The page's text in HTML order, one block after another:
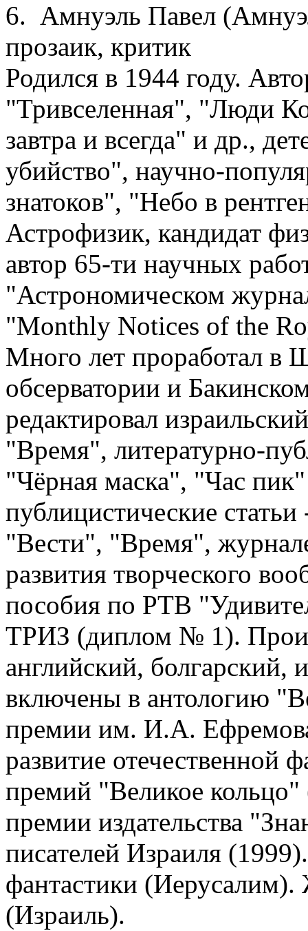
6. Амнуэль Павел
прозаик, критик
Родился в 1944 году.
"Тривселенная", "Люди
завтра и всегда" и др.,
убийство", научно-
знатоков", "Небо в
Астрофизик, кандидат
автор 65-ти научных
"Астрономическом
"Monthly Notices of the
Много лет проработал в
обсерватории и
редактировал
"Время", литературно-
"Чёрная маска", "Час
публицистические статьи
"Вести", "Время",
развития творческого
пособия по РТВ
ТРИЗ (диплом № 1).
английский, болгарский,
включены в антологию
премии им. И.А.
развитие отечественной
премий "Великое
премии издательства
писателей Израиля
фантастики
(Израиль).